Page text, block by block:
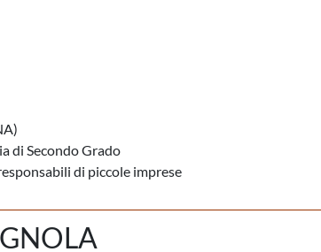
di Secondo Grado
di piccole imprese